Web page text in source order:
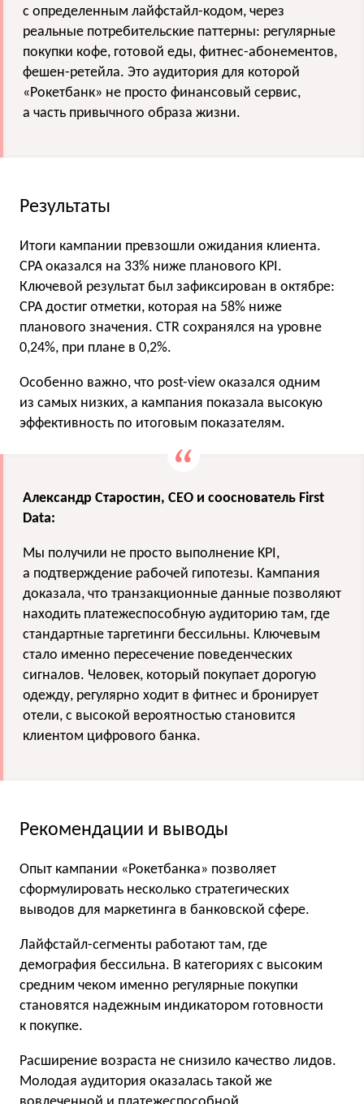
с определенным лайфстайл-кодом, через
реальные потребительские паттерны: регулярные
покупки кофе, готовой еды, фитнес-абонементов,
фешен-ретейла. Это аудитория для которой
«Рокетбанк» не просто финансовый сервис,
а часть привычного образа жизни.
Результаты
Итоги кампании превзошли ожидания клиента.
CPA оказался на 33% ниже планового KPI.
Ключевой результат был зафиксирован в октябре:
CPA достиг отметки, которая на 58% ниже
планового значения. CTR сохранялся на уровне
0,24%, при плане в 0,2%.
Особенно важно, что post-view оказался одним
из самых низких, а кампания показала высокую
эффективность по итоговым показателям.
Александр Старостин, СЕО и сооснователь First
Data:
Мы получили не просто выполнение KPI,
а подтверждение рабочей гипотезы. Кампания
доказала, что транзакционные данные позволяют
находить платежеспособную аудиторию там, где
стандартные таргетинги бессильны. Ключевым
стало именно пересечение поведенческих
сигналов. Человек, который покупает дорогую
одежду, регулярно ходит в фитнес и бронирует
отели, с высокой вероятностью становится
клиентом цифрового банка.
Рекомендации и выводы
Опыт кампании «Рокетбанка» позволяет
сформулировать несколько стратегических
выводов для маркетинга в банковской сфере.
Лайфстайл-сегменты работают там, где
демография бессильна. В категориях с высоким
средним чеком именно регулярные покупки
становятся надежным индикатором готовности
к покупке.
Расширение возраста не снизило качество лидов.
Молодая аудитория оказалась такой же